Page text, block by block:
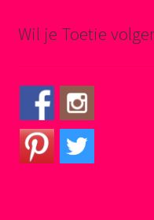
Wil je Toetie